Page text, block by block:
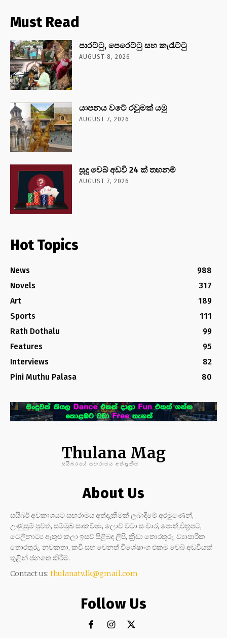
Must Read
පාරට්ටු, පෙරෙට්ටු සහ කැරැට්ටු
AUGUST 8, 2026
යාපනය වටේ රවුමක් යමු
AUGUST 7, 2026
සූදු වෙබ් අඩවි 24 ක් තහනම්
AUGUST 7, 2026
Hot Topics
News
988
Novels
317
Art
189
Sports
111
Rath Dothalu
99
Features
95
Interviews
82
Pini Muthu Palasa
80
Thulana Mag
සයිබරයේ සඟරාමය අත්දැකීම
About Us
සයිබර් අවකාශයට සඟරාමය අත්දැකීමක් ලබාදීමේ අරමුණෙන්,
උණුසුම් පුවත්, සම්මුඛ සාකච්ඡා, ලොව වටා සංචාර, පොත්,චිත්‍රපට,
ටෙලිනාට්‍ය ඇතුළු කලා ඉසව් පිළිබඳ ලිපි, ක්‍රීඩා තොරතුරු, ව්‍යාපාරික
තොරතුරු, නවකතා, කවි සහ වෙනත් විශේෂාංග එකම වෙබ් අඩවියක්
තුළින් ජනගත කිරීම.
Contact us: thulanatv.lk@gmail.com
Follow Us